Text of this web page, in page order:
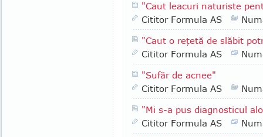
"Caut leacuri naturiste
Cititor Formula AS
"Caut o reţetă de slăbit
Cititor Formula AS
"Sufăr de acnee"
Cititor Formula AS
"Mi s-a pus diagnosticul
Cititor Formula AS